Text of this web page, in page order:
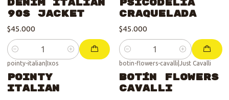
DENIM Italian
90s Jacket
$45.000
Cantidad
Psicodelia
Craquelada
$45.000
Cantidad
pointy-italian Ixos
Pointy
Italian
botin-flowers-cavalli Just Cavalli
Botín Flowers
Cavalli